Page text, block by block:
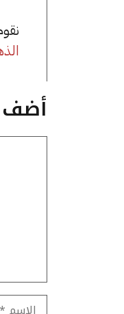
نقوم في مصر 365
أضف
الاسم